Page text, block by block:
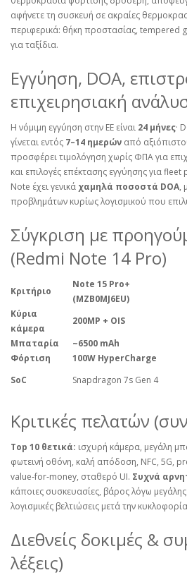
αφήνετε τη συσκευή σε ακραίες
περιφερικά: θήκη προστασίας, tempered
για ταξίδια.
Εγγύηση, DOA,
επιχειρησιακή
Η νόμιμη εγγύηση στην ΕΕ είναι 24 μήνες·
γίνεται εντός 7–14 ημερών από
προσφέρει τιμολόγηση χωρίς ΦΠΑ για
και επιλογές επέκτασης εγγύησης για
Note έχει γενικά χαμηλά ποσοστά DOA,
προβλημάτων κυρίως λογισμικού που
Σύγκριση με
(Redmi Note 14 Pro)
Κριτήριο
Note 15 Pro+
(MZB0MJ6EU)
Κύρια
κάμερα
200MP + OIS
Μπαταρία
~6500 mAh
Φόρτιση
100W HyperCharge
SoC
Snapdragon 7s Gen 4
Κριτικές πελατών
Top 10 θετικά: ισχυρή κάμερα, μεγάλη
φωτεινή οθόνη, καλή απόδοση, NFC, 5G,
value‑for‑money, σταθερό UI. Συχνά
κάποιες συσκευασίες, βάρος λόγω
λογισμικές βελτιώσεις μετά την
Διεθνείς δοκιμές &
λέξεις)